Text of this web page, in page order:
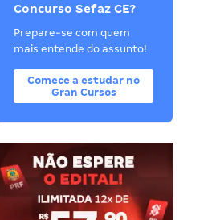
Concurso Sefaz CE?
Prepare-se com quem
mais entende do assunto!
Comece a estudar no
Gran Cursos